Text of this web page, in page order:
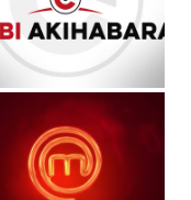
pluridisciplinaire
depuis plus de